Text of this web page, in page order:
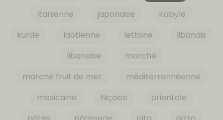
itanienne
japonaise
Kabyle
kurde
laotienne lettone
libanais
libanaise
marché
marché fruit de mer
méditerrannéenne
mexicaine
Niçoise
orientale